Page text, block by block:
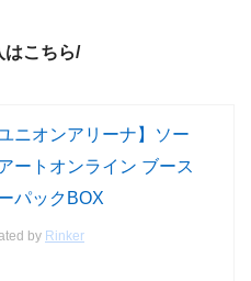
はこちら/
ユニオンアリーナ】ソー
ートオンライン ブース
パックBOX
by Rinker